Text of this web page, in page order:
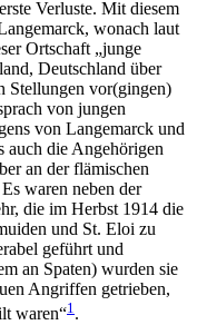
Verluste. Mit diesem
wonach laut
Ortschaft „junge
Deutschland über
Stellungen vor(gingen)
von jungen
von Langemarck und
auch die Angehörigen
an der flämischen
waren neben der
die im Herbst 1914 die
und St. Eloi zu
geführt und
an Spaten) wurden sie
Angriffen getrieben,
waren“1 .